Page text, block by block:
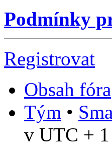
Podmínky
Registrovat
Obsah fóra
Tým •
v UTC +